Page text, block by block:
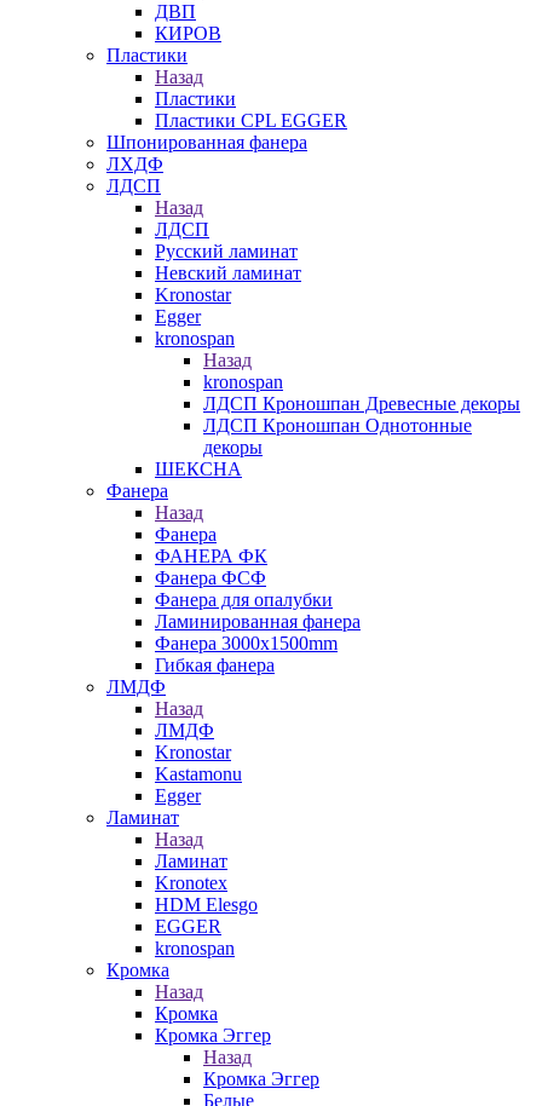
ДВП
КИРОВ
Пластики
Назад
Пластики
Пластики CPL EGGER
Шпонированная фанера
ЛХДФ
ЛДСП
Назад
ЛДСП
Русский ламинат
Невский ламинат
Kronostar
Egger
kronospan
Назад
kronospan
ЛДСП Кроношпан Древесные декоры
ЛДСП Кроношпан Однотонные
декоры
ШЕКСНА
Фанера
Назад
Фанера
ФАНЕРА ФК
Фанера ФСФ
Фанера для опалубки
Ламинированная фанера
Фанера 3000х1500mm
Гибкая фанера
ЛМДФ
Назад
ЛМДФ
Kronostar
Kastamonu
Egger
Ламинат
Назад
Ламинат
Kronotex
HDM Elesgo
EGGER
kronospan
Кромка
Назад
Кромка
Кромка Эггер
Назад
Кромка Эггер
Белые